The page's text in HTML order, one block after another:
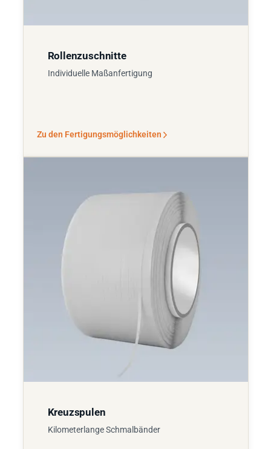
Rollenzuschnitte
Individuelle Maßanfertigung
Zu den Fertigungsmöglichkeiten
Kreuzspulen
Kilometerlange Schmalbänder